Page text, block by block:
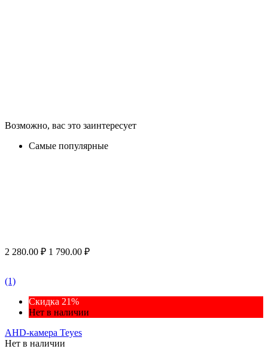
Возможно, вас это заинтересует
Самые популярные
2 280.00 ₽ 1 790.00 ₽
(1)
Скидка 21%
Нет в наличии
AHD-камера Teyes
Нет в наличии